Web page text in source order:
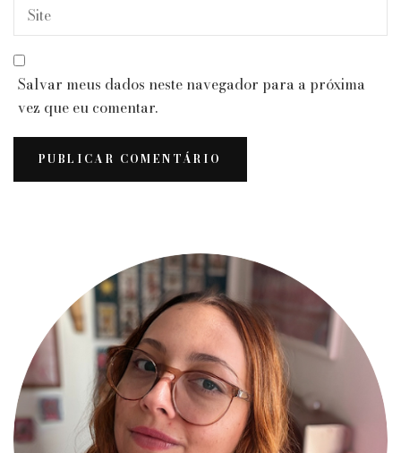
Salvar meus dados neste navegador para a próxima
vez que eu comentar.